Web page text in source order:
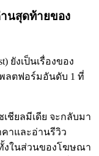
านสุดท้ายของ
ยังเป็นเรื่องของ
ลตฟอร์มอันดับ 1 ที่
ชียลมีเดีย จะกลับมา
คาและอ่านรีวิว
ทั้งในส่วนของโฆษณา